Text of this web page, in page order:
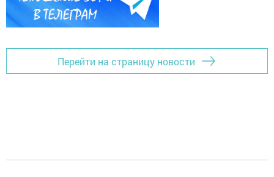
Перейти на страницу новости